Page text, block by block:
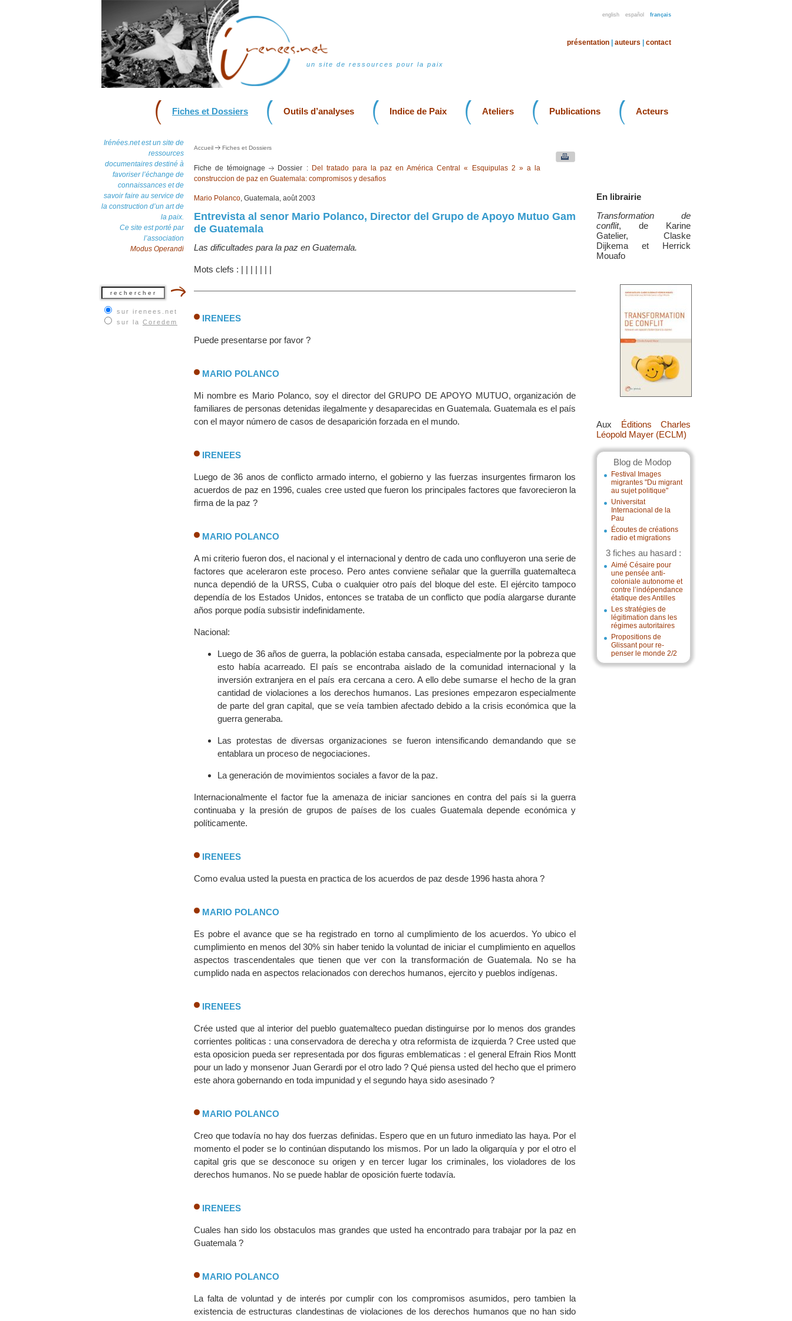
english español français
un site de ressources pour la paix
présentation auteurs contact
Fiches et Dossiers Outils d’analyses Indice de Paix Ateliers Publications Acteurs
Irénées.net est un site de
ressources
documentaires destiné à
favoriser l’échange de
connaissances et de
savoir faire au service de
la construction d’un art de
la paix.
Ce site est porté par
l’association
Modus Operandi
sur irenees.net
sur la Coredem
En librairie
Transformation de
conflit, de Karine
Gatelier, Claske
Dijkema et Herrick
Mouafo
Aux Éditions Charles
Léopold Mayer (ECLM)
Blog de Modop
Festival Images
migrantes "Du migrant
au sujet politique"
Universitat
Internacional de la
Pau
Écoutes de créations
radio et migrations
3 fiches au hasard :
Aimé Césaire pour
une pensée anti-
coloniale autonome et
contre l’indépendance
étatique des Antilles
Les stratégies de
légitimation dans les
régimes autoritaires
Propositions de
Glissant pour re-
penser le monde 2/2
Accueil Fiches et Dossiers
Fiche de témoignage Dossier : Del tratado para la paz en América Central « Esquipulas 2 » a la
construccion de paz en Guatemala: compromisos y desafios
Mario Polanco, Guatemala, août 2003
Entrevista al senor Mario Polanco, Director del Grupo de Apoyo Mutuo Gam
de Guatemala
Las dificultades para la paz en Guatemala.
Mots clefs : | | | | | | |
IRENEES
Puede presentarse por favor ?
MARIO POLANCO
Mi nombre es Mario Polanco, soy el director del GRUPO DE APOYO MUTUO, organización de
familiares de personas detenidas ilegalmente y desaparecidas en Guatemala. Guatemala es el país
con el mayor número de casos de desaparición forzada en el mundo.
IRENEES
Luego de 36 anos de conflicto armado interno, el gobierno y las fuerzas insurgentes firmaron los
acuerdos de paz en 1996, cuales cree usted que fueron los principales factores que favorecieron la
firma de la paz ?
MARIO POLANCO
A mi criterio fueron dos, el nacional y el internacional y dentro de cada uno confluyeron una serie de
factores que aceleraron este proceso. Pero antes conviene señalar que la guerrilla guatemalteca
nunca dependió de la URSS, Cuba o cualquier otro país del bloque del este. El ejército tampoco
dependía de los Estados Unidos, entonces se trataba de un conflicto que podía alargarse durante
años porque podía subsistir indefinidamente.
Nacional:
Luego de 36 años de guerra, la población estaba cansada, especialmente por la pobreza que
esto había acarreado. El país se encontraba aislado de la comunidad internacional y la
inversión extranjera en el país era cercana a cero. A ello debe sumarse el hecho de la gran
cantidad de violaciones a los derechos humanos. Las presiones empezaron especialmente
de parte del gran capital, que se veía tambien afectado debido a la crisis económica que la
guerra generaba.
Las protestas de diversas organizaciones se fueron intensificando demandando que se
entablara un proceso de negociaciones.
La generación de movimientos sociales a favor de la paz.
Internacionalmente el factor fue la amenaza de iniciar sanciones en contra del país si la guerra
continuaba y la presión de grupos de países de los cuales Guatemala depende económica y
políticamente.
IRENEES
Como evalua usted la puesta en practica de los acuerdos de paz desde 1996 hasta ahora ?
MARIO POLANCO
Es pobre el avance que se ha registrado en torno al cumplimiento de los acuerdos. Yo ubico el
cumplimiento en menos del 30% sin haber tenido la voluntad de iniciar el cumplimiento en aquellos
aspectos trascendentales que tienen que ver con la transformación de Guatemala. No se ha
cumplido nada en aspectos relacionados con derechos humanos, ejercito y pueblos indígenas.
IRENEES
Crée usted que al interior del pueblo guatemalteco puedan distinguirse por lo menos dos grandes
corrientes politicas : una conservadora de derecha y otra reformista de izquierda ? Cree usted que
esta oposicion pueda ser representada por dos figuras emblematicas : el general Efrain Rios Montt
pour un lado y monsenor Juan Gerardi por el otro lado ? Qué piensa usted del hecho que el primero
este ahora gobernando en toda impunidad y el segundo haya sido asesinado ?
MARIO POLANCO
Creo que todavía no hay dos fuerzas definidas. Espero que en un futuro inmediato las haya. Por el
momento el poder se lo continúan disputando los mismos. Por un lado la oligarquía y por el otro el
capital gris que se desconoce su origen y en tercer lugar los criminales, los violadores de los
derechos humanos. No se puede hablar de oposición fuerte todavía.
IRENEES
Cuales han sido los obstaculos mas grandes que usted ha encontrado para trabajar por la paz en
Guatemala ?
MARIO POLANCO
La falta de voluntad y de interés por cumplir con los compromisos asumidos, pero tambien la
existencia de estructuras clandestinas de violaciones de los derechos humanos que no han sido